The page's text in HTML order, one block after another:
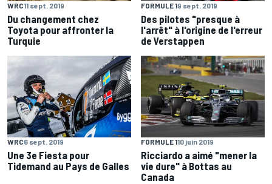
WRC11 sept. 2019
Du changement chez
Toyota pour affronter la
Turquie
FORMULE 19 sept. 2019
Des pilotes "presque à
l'arrêt" à l'origine de l'erreur
de Verstappen
WRC6 sept. 2019
Une 3e Fiesta pour
Tidemand au Pays de Galles
FORMULE 110 juin 2019
Ricciardo a aimé "mener la
vie dure" à Bottas au
Canada